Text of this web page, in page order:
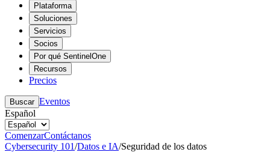
Plataforma
Soluciones
Servicios
Socios
Por qué SentinelOne
Recursos
Precios
Buscar Eventos
Español
ComenzarContáctanos
Cybersecurity 101/Datos e IA/Seguridad de los datos